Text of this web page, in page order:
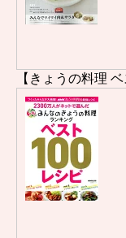
【きょうの料理